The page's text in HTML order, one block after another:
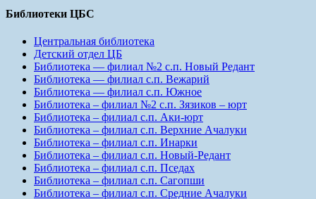
Библиотеки ЦБС
Центральная библиотека
Детский отдел ЦБ
Библиотека — филиал №2 с.п. Новый Редант
Библиотека — филиал с.п. Вежарий
Библиотека — филиал с.п. Южное
Библиотека – филиал №2 с.п. Зязиков – юрт
Библиотека – филиал с.п. Аки-юрт
Библиотека – филиал с.п. Верхние Ачалуки
Библиотека – филиал с.п. Инарки
Библиотека – филиал с.п. Новый-Редант
Библиотека – филиал с.п. Пседах
Библиотека – филиал с.п. Сагопши
Библиотека – филиал с.п. Средние Ачалуки